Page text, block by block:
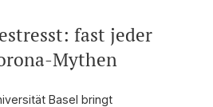
fast jeder
Mythen
Basel bringt